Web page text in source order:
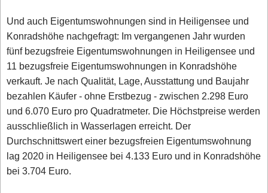
Und auch Eigentumswohnungen sind in Heiligensee und
Konradshöhe nachgefragt: Im vergangenen Jahr wurden
fünf bezugsfreie Eigentumswohnungen in Heiligensee und
11 bezugsfreie Eigentumswohnungen in Konradshöhe
verkauft. Je nach Qualität, Lage, Ausstattung und Baujahr
bezahlen Käufer - ohne Erstbezug - zwischen 2.298 Euro
und 6.070 Euro pro Quadratmeter. Die Höchstpreise werden
ausschließlich in Wasserlagen erreicht. Der
Durchschnittswert einer bezugsfreien Eigentumswohnung
lag 2020 in Heiligensee bei 4.133 Euro und in Konradshöhe
bei 3.704 Euro.